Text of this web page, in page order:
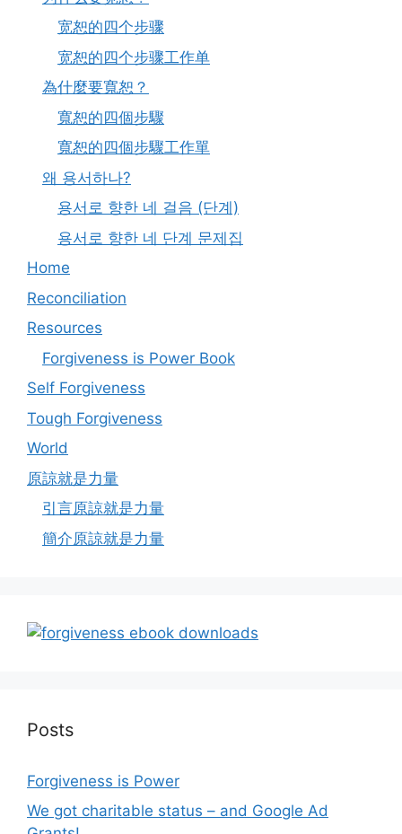
宽恕的四个步骤
宽恕的四个步骤工作单
為什麼要寬恕？
寬恕的四個步驟
寬恕的四個步驟工作單
왜 용서하나?
용서로 향한 네 걸음 (단계)
용서로 향한 네 단계 문제집
Home
Reconciliation
Resources
Forgiveness is Power Book
Self Forgiveness
Tough Forgiveness
World
原諒就是力量
引言原諒就是力量
簡介原諒就是力量
Posts
Forgiveness is Power
We got charitable status – and Google Ad